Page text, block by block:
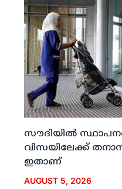
സൗദിയില്‍
വിസയിലേക്ക്
ഇതാണ്
AUGUST 5, 2026